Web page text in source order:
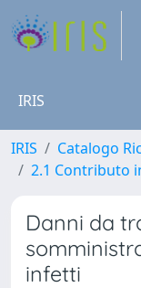
IRIS
IRIS Catalogo
2.1 Contributo
Danni da
infetti